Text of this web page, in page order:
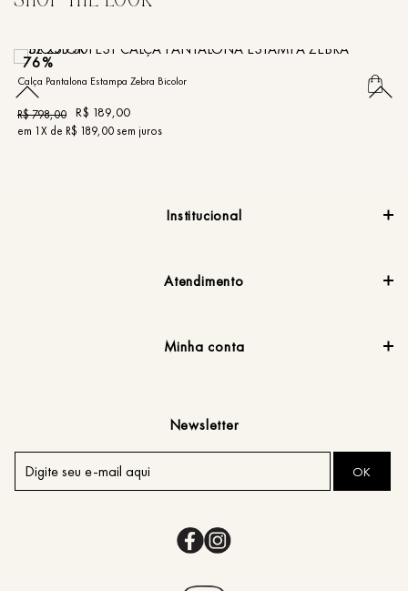
76%
Calça Pantalona Estampa Zebra Bicolor
R$798,00 R$ 189,00
em 1X de R$ 189,00sem juros
Institucional
Atendimento
Minha conta
Newsletter
OK